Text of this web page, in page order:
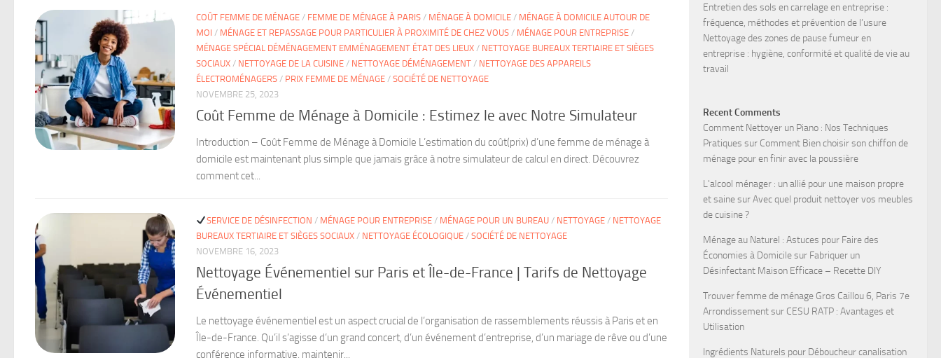
COÛT FEMME DE MÉNAGE / FEMME DE MÉNAGE À PARIS / MÉNAGE À DOMICILE / MÉNAGE À DOMICILE AUTOUR DE
MOI / MÉNAGE ET REPASSAGE POUR PARTICULIER À PROXIMITÉ DE CHEZ VOUS / MÉNAGE POUR ENTREPRISE /
MÉNAGE SPÉCIAL DÉMÉNAGEMENT EMMÉNAGEMENT ÉTAT DES LIEUX / NETTOYAGE BUREAUX TERTIAIRE ET SIÈGES
SOCIAUX / NETTOYAGE DE LA CUISINE / NETTOYAGE DÉMÉNAGEMENT / NETTOYAGE DES APPAREILS
ÉLECTROMÉNAGERS / PRIX FEMME DE MÉNAGE / SOCIÉTÉ DE NETTOYAGE
NOVEMBRE 25, 2023
Coût Femme de Ménage à Domicile : Estimez le avec Notre Simulateur
Introduction – Coût Femme de Ménage à Domicile L’estimation du coût(prix) d’une femme de ménage à
domicile est maintenant plus simple que jamais grâce à notre simulateur de calcul en direct. Découvrez
comment cet...
SERVICE DE DÉSINFECTION / MÉNAGE POUR ENTREPRISE/ MÉNAGE POUR UN BUREAU/ NETTOYAGE/ NETTOYAGE
BUREAUX TERTIAIRE ET SIÈGES SOCIAUX / NETTOYAGE ÉCOLOGIQUE / SOCIÉTÉ DE NETTOYAGE
NOVEMBRE 16, 2023
Nettoyage Événementiel sur Paris et Île-de-France | Tarifs de Nettoyage
Événementiel
Le nettoyage événementiel est un aspect crucial de l’organisation de rassemblements réussis à Paris et en
Île-de-France. Qu’il s’agisse d’un grand concert, d’un événement d’entreprise, d’un mariage de rêve ou d’une
conférence informative, maintenir...
Entretien des sols en carrelage en entreprise :
fréquence, méthodes et prévention de l’usure
Nettoyage des zones de pause fumeur en
entreprise : hygiène, conformité et qualité de vie au
travail
Recent Comments
Comment Nettoyer un Piano : Nos Techniques
Pratiques sur Comment Bien choisir son chiffon de
ménage pour en finir avec la poussière
L'alcool ménager : un allié pour une maison propre
et sainesurAvec quel produit nettoyer vos meubles
de cuisine ?
Ménage au Naturel : Astuces pour Faire des
Économies à Domicilesur Fabriquer un
Désinfectant Maison Efficace – Recette DIY
Trouver femme de ménage Gros Caillou 6, Paris 7e
Arrondissementsur CESU RATP : Avantages et
Utilisation
Ingrédients Naturels pour Déboucheur canalisation